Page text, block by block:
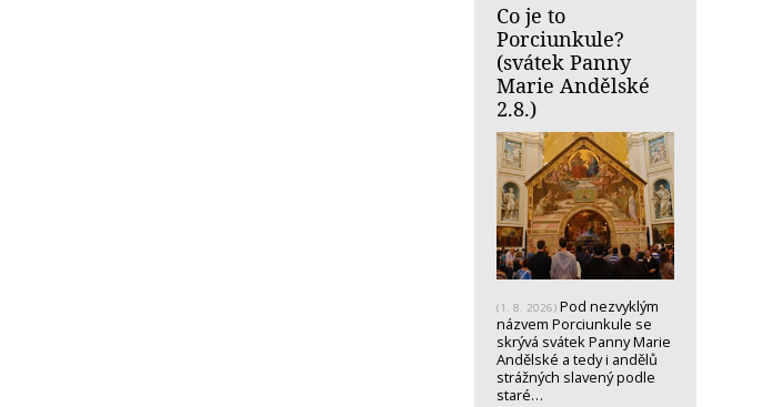
Co je to
Porciunkule?
(svátek Panny
Marie Andělské
2.8.)
(1. 8. 2026) Pod nezvyklým
názvem Porciunkule se
skrývá svátek Panny Marie
Andělské a tedy i andělů
strážných slavený podle
staré…